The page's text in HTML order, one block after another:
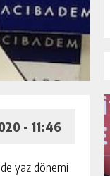
- 11:46
yaz dönemi